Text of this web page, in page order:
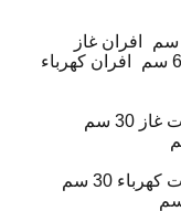
افران غاز
افران كهرباء
30 سم
30 سم